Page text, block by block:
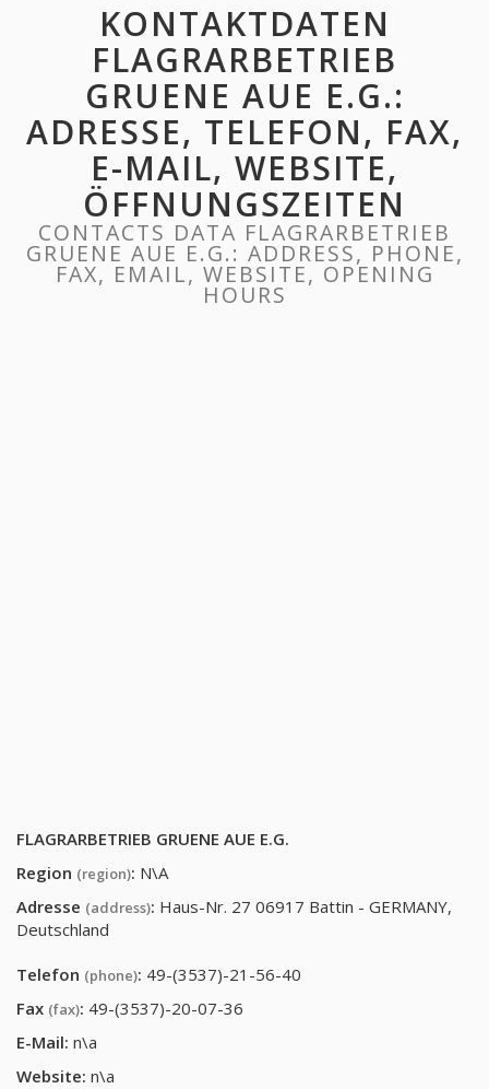
KONTAKTDATEN
FLAGRARBETRIEB
GRUENE AUE E.G.:
ADRESSE, TELEFON, FAX,
E-MAIL, WEBSITE,
ÖFFNUNGSZEITEN
CONTACTS DATA FLAGRARBETRIEB
GRUENE AUE E.G.: ADDRESS, PHONE,
FAX, EMAIL, WEBSITE, OPENING
HOURS
FLAGRARBETRIEB GRUENE AUE E.G.
Region (region): N\A
Adresse (address): Haus-Nr. 27 06917 Battin - GERMANY,
Deutschland
Telefon (phone): 49-(3537)-21-56-40
Fax (fax): 49-(3537)-20-07-36
E-Mail: n\a
Website: n\a